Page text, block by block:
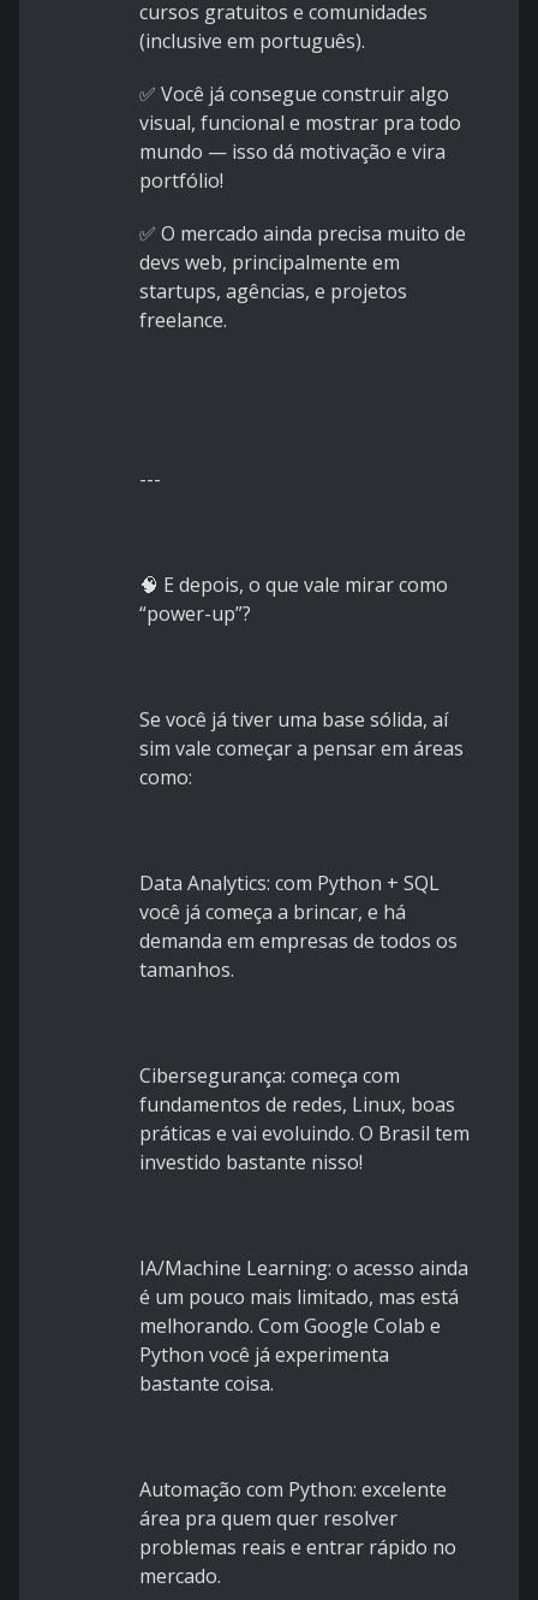
cursos gratuitos e comunidades
(inclusive em português).
✅ Você já consegue construir algo
visual, funcional e mostrar pra todo
mundo — isso dá motivação e vira
portfólio!
✅ O mercado ainda precisa muito de
devs web, principalmente em
startups, agências, e projetos
freelance.
---
🧠 E depois, o que vale mirar como
“power-up”?
Se você já tiver uma base sólida, aí
sim vale começar a pensar em áreas
como:
Data Analytics: com Python + SQL
você já começa a brincar, e há
demanda em empresas de todos os
tamanhos.
Cibersegurança: começa com
fundamentos de redes, Linux, boas
práticas e vai evoluindo. O Brasil tem
investido bastante nisso!
IA/Machine Learning: o acesso ainda
é um pouco mais limitado, mas está
melhorando. Com Google Colab e
Python você já experimenta
bastante coisa.
Automação com Python: excelente
área pra quem quer resolver
problemas reais e entrar rápido no
mercado.